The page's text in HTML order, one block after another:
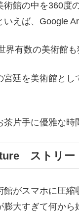
術館の中を360度
えば、Google
界有数の美術館
宮廷を美術館と
茶片手に優雅な時
ストリー
館がスマホに圧
膨大すぎて何から